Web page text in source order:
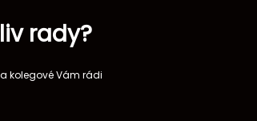
rady?
kolegové Vám rádi